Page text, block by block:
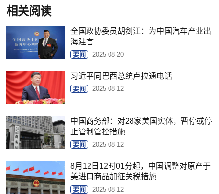
相关阅读
全国政协委员胡剑江：为中国汽车产业出
海建言
要闻 2025-08-20
习近平同巴西总统卢拉通电话
要闻 2025-08-12
中国商务部：对28家美国实体，暂停或停
止管制管控措施
要闻 2025-08-12
8月12日12时01分起，中国调整对原产于
美进口商品加征关税措施
要闻 2025-08-12